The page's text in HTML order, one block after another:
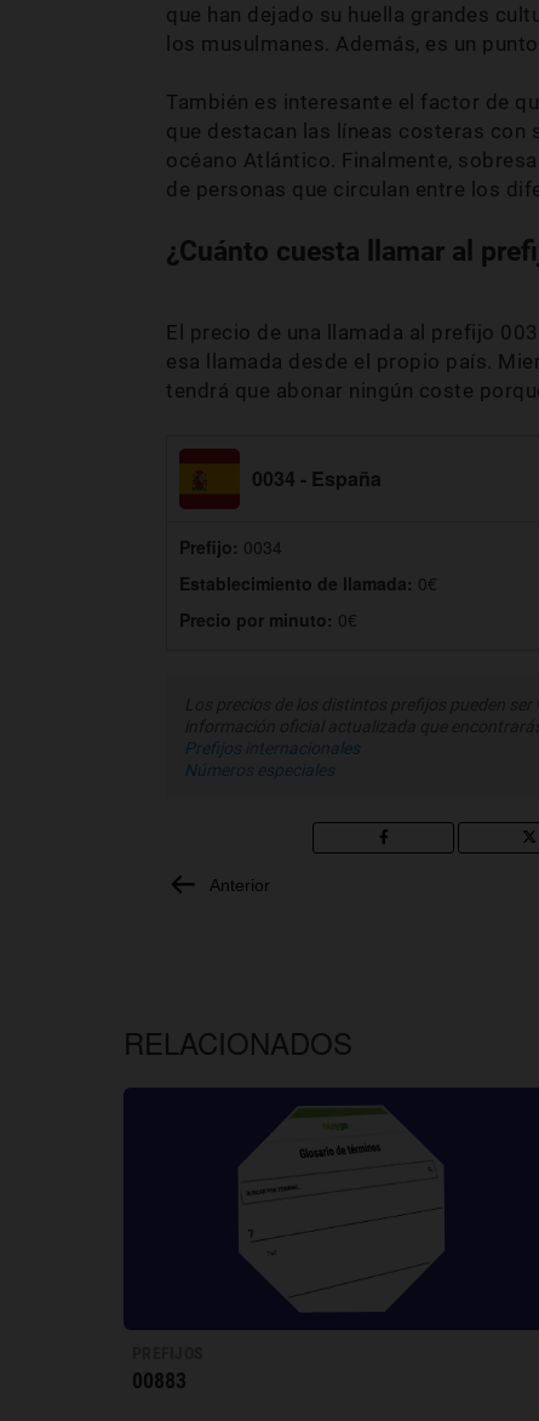
que han dejado su huella grandes
los musulmanes. Además, es un
También es interesante el factor de
que destacan las líneas costeras con
océano Atlántico. Finalmente,
de personas que circulan entre los
¿Cuánto cuesta llamar al
El precio de una llamada al prefijo
esa llamada desde el propio país.
tendrá que abonar ningún coste
0034 - España
Prefijo: 0034
Establecimiento de llamada: 0€
Precio por minuto: 0€
Prefijos internacionales
Números especiales
Anterior
RELACIONADOS
00883